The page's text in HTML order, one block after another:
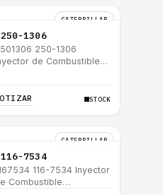
CATERPILLAR
250-1306
250-1306
de Combustible
STOCK
CATERPILLAR
116-7534
116-7534 Inyector
Combustible